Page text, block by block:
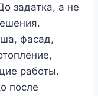
задатка, а не
фасад,
работы.
после